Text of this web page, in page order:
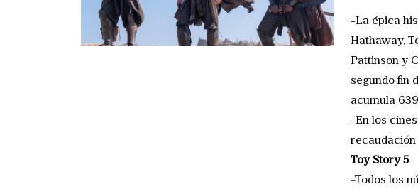
-La épica
Hathaway,
Pattinson y
segundo fin
acumula
-En los
recaudación
Toy Story 5.
-Todos los